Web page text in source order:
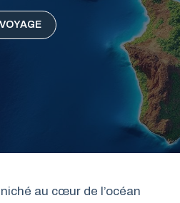
VOYAGE
au cœur de l’océan